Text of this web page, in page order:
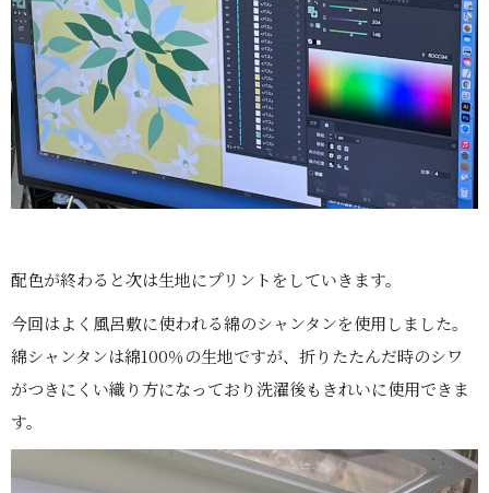
配色が終わると次は生地にプリントをしていきます。
今回はよく風呂敷に使われる綿のシャンタンを使用しました。
綿シャンタンは綿100％の生地ですが、折りたたんだ時のシワ
がつきにくい織り方になっており洗濯後もきれいに使用できま
す。